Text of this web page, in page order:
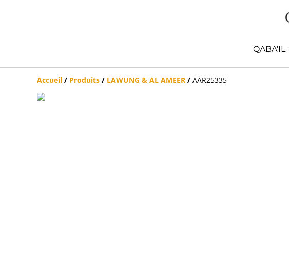
QABA'IL
Accueil / Produits / LAWUNG & AL AMEER / AAR25335